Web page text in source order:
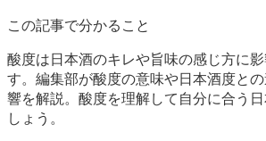
この記事で分かること
酸度は日本酒のキレや旨味の感じ方に
す。編集部が酸度の意味や日本酒度と
響を解説。酸度を理解して自分に合う
しょう。